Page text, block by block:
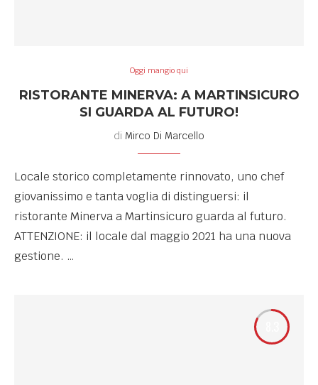
Oggi mangio qui
RISTORANTE MINERVA: A MARTINSICURO
SI GUARDA AL FUTURO!
di Mirco Di Marcello
Locale storico completamente rinnovato, uno chef
giovanissimo e tanta voglia di distinguersi: il
ristorante Minerva a Martinsicuro guarda al futuro.
ATTENZIONE: il locale dal maggio 2021 ha una nuova
gestione. …